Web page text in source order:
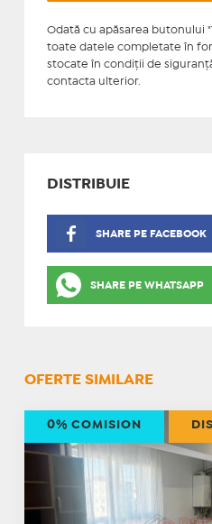
Odată cu apăsarea butonului
toate datele completate în
stocate în condiţii de
contacta ulterior.
DISTRIBUIE
SHARE PE FACEBOOK
SHARE PE WHATSAPP
OFERTE SIMILARE
0% COMISION